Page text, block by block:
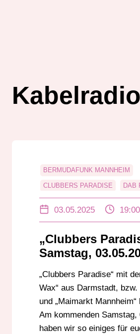
Kabelradio
BERMUDAFUNK MANNHEIM
CLUBBERS PARADISE DAB
RADIO DARMSTADT
03.05.2025 19:00
„Clubbers
Samstag,
„Clubbers Paradise“ mit
Wax“ aus Darmstadt,
und „Maimarkt
Am kommenden Samstag,
haben wir so einiges für